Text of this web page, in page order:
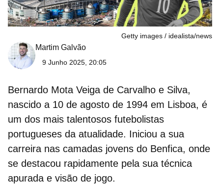
Getty images idealista/news
Martim Galvão
9 Junho 2025, 20:05
Bernardo Mota Veiga de Carvalho e Silva,
nascido a 10 de agosto de 1994 em Lisboa, é
um dos mais talentosos futebolistas
portugueses da atualidade. Iniciou a sua
carreira nas camadas jovens do Benfica, onde
se destacou rapidamente pela sua técnica
apurada e visão de jogo.